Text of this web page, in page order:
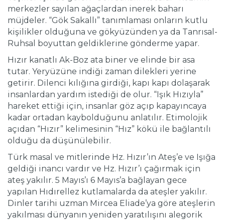
merkezler sayılan ağaçlardan inerek baharı
müjdeler. “Gök Sakallı” tanımlaması onların kutlu
kişilikler olduğuna ve gökyüzünden ya da Tanrısal-
Ruhsal boyuttan geldiklerine gönderme yapar.
Hızır kanatlı Ak-Boz ata biner ve elinde bir asa
tutar. Yeryüzüne indiği zaman dilekleri yerine
getirir. Dilenci kılığına girdiği, kapı kapı dolaşarak
insanlardan yardım istediği de olur. “Işık Hızıyla”
hareket ettiği için, insanlar göz açıp kapayıncaya
kadar ortadan kaybolduğunu anlatılır. Etimolojik
açıdan “Hızır” kelimesinin “Hız” kökü ile bağlantılı
olduğu da düşünülebilir.
Türk masal ve mitlerinde Hz. Hızır’ın Ateş’e ve Işığa
geldiği inancı vardır ve Hz. Hızır’ı çağırmak için
ateş yakılır. 5 Mayıs’ı 6 Mayıs’a bağlayan gece
yapılan Hıdırellez kutlamalarda da ateşler yakılır.
Dinler tarihi uzman Mircea Eliade’ya göre ateşlerin
yakılması dünyanın yeniden yaratılışını alegorik